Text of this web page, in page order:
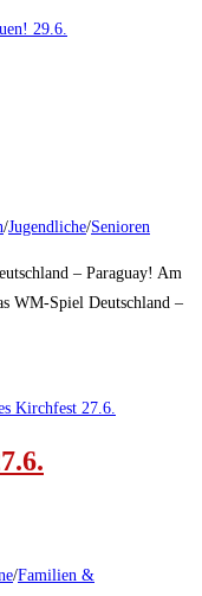
/Jugendliche/Senioren
– Paraguay! Am
WM-Spiel Deutschland –
/Familien &